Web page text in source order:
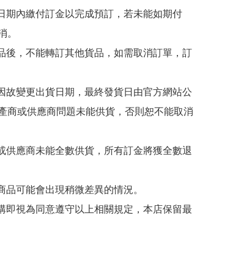
期內繳付訂金以完成預訂，若未能如期付
。
後，不能轉訂其他貨品，如需取消訂單，訂
故變更出貨日期，最終發貨日由官方網站公
商或供應商問題未能供貨，否則恕不能取消
供應商未能全數供貨，所有訂金將獲全數退
品可能會出現稍微差異的情況。
即視為同意遵守以上相關規定，本店保留最